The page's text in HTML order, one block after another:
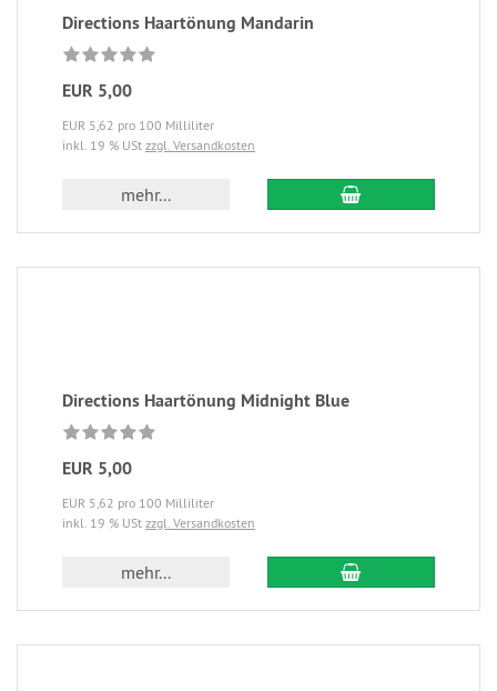
Directions Haartönung Mandarin
EUR 5,00
EUR 5,62 pro 100 Milliliter
inkl. 19 % USt zzgl. Versandkosten
mehr...
Directions Haartönung Midnight Blue
EUR 5,00
EUR 5,62 pro 100 Milliliter
inkl. 19 % USt zzgl. Versandkosten
mehr...